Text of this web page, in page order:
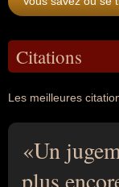
Citations
Les meilleures
Un
plus